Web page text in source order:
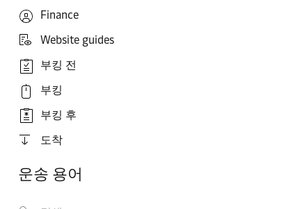
Finance
Website guides
부킹 전
부킹
부킹 후
도착
운송 용어